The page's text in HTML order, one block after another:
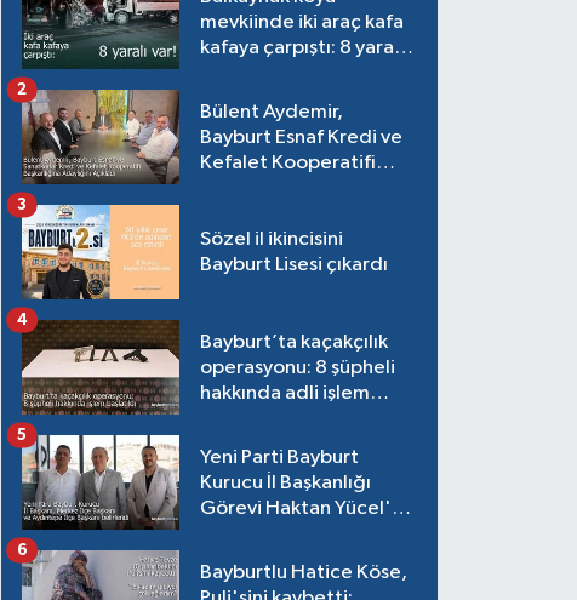
mevkiinde iki araç kafa
kafaya çarpıştı: 8 yaralı
Bülent Aydemir,
Bayburt Esnaf Kredi ve
Kefalet Kooperatifi
2
Sözel il ikincisini
Bayburt Lisesi çıkardı
3
Bayburt’ta kaçakçılık
operasyonu: 8 şüpheli
hakkında adli işlem
4
Yeni Parti Bayburt
Kurucu İl Başkanlığı
Görevi Haktan Yücel'e
5
Bayburtlu Hatice Köse,
6